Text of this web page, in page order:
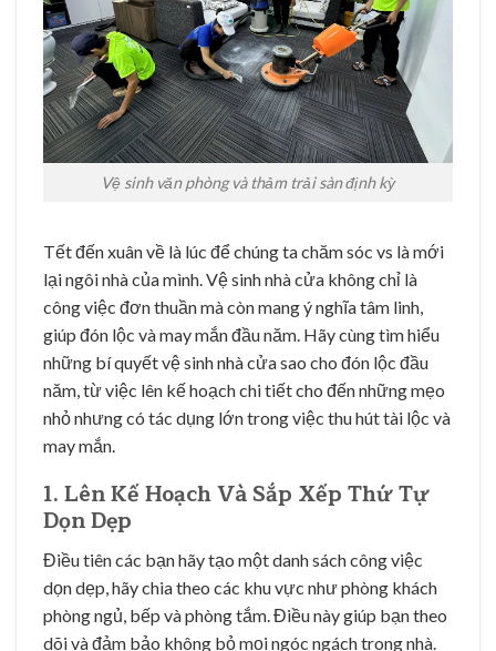
Vệ sinh văn phòng và thảm trải sàn định kỳ
Tết đến xuân về là lúc để chúng ta chăm sóc vs là mới
lại ngôi nhà của mình. Vệ sinh nhà cửa không chỉ là
công việc đơn thuần mà còn mang ý nghĩa tâm linh,
giúp đón lộc và may mắn đầu năm. Hãy cùng tìm hiểu
những bí quyết vệ sinh nhà cửa sao cho đón lộc đầu
năm, từ việc lên kế hoạch chi tiết cho đến những mẹo
nhỏ nhưng có tác dụng lớn trong việc thu hút tài lộc và
may mắn.
1. Lên Kế Hoạch Và Sắp Xếp Thứ Tự
Dọn Dẹp
Điều tiên các bạn hãy tạo một danh sách công việc
dọn dẹp, hãy chia theo các khu vực như phòng khách
phòng ngủ, bếp và phòng tắm. Điều này giúp bạn theo
dõi và đảm bảo không bỏ mọi ngóc ngách trong nhà.